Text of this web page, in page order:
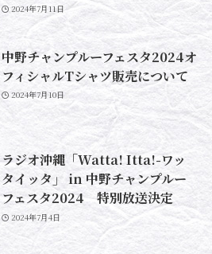
2024年7月11日
中野チャンプルーフェスタ2024オ
フィシャルTシャツ販売について
2024年7月10日
ラジオ沖縄「Watta! Itta!-ワッ
タイッタ」 in 中野チャンプルー
フェスタ2024 特別放送決定
2024年7月4日